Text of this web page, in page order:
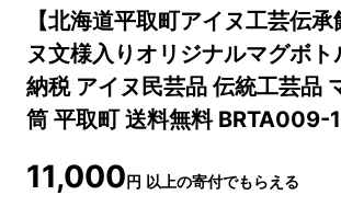
【北海道平取町アイヌ工芸伝
ヌ文様入りオリジナルマグボト
納税 アイヌ民芸品 伝統工芸品
筒 平取町 送料無料 BRTA009-
11,000円 以上の寄付でもらえる